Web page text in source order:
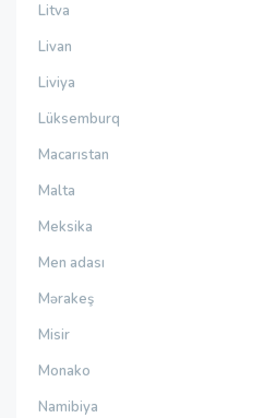
Litva
Livan
Liviya
Lüksemburq
Macarıstan
Malta
Meksika
Men adası
Mərakeş
Misir
Monako
Namibiya